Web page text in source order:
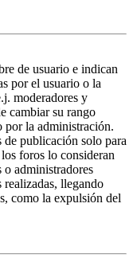
de usuario e indican
por el usuario o la
moderadores y
cambiar su rango
por la administración.
publicación solo para
foros lo consideran
administradores
llegando
como la expulsión del